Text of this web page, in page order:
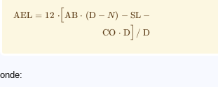
AEL = 12 ⋅[AB ⋅ (D − N) − SL −
CO ⋅ D / D
onde: